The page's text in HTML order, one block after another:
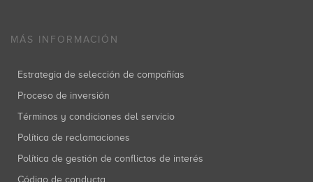
MÁS INFORMACIÓN
Estrategia de selección de compañías
Proceso de inversión
Términos y condiciones del servicio
Política de reclamaciones
Política de gestión de conflictos de interés
Código de conducta